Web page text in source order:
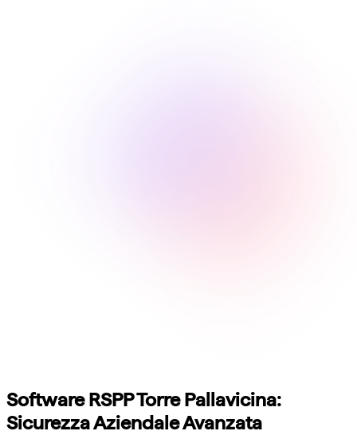
Software RSPP Torre Pallavicina:
Sicurezza Aziendale Avanzata